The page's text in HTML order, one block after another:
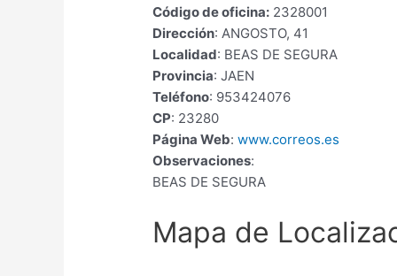
Código de oficina: 2328001
Dirección: ANGOSTO, 41
Localidad: BEAS DE SEGURA
Provincia: JAEN
Teléfono: 953424076
CP: 23280
Página Web: www.correos.es
Observaciones:
BEAS DE SEGURA
Mapa de